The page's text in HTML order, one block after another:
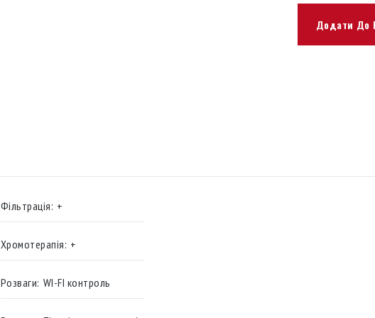
Додати До
Фільтрація: +
Хромотерапія: +
Розваги: ​WI-FI контроль